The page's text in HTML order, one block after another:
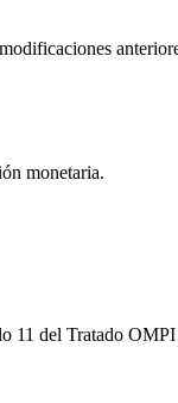
monetaria.
11 del Tratado OMPI